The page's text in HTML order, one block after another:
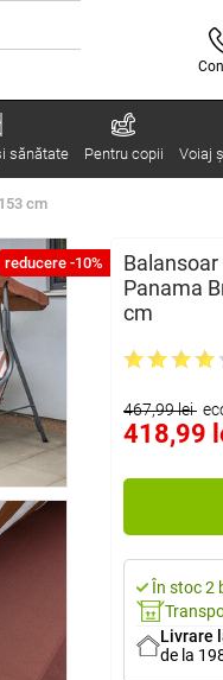
sănătate Pentru copii Voiaj
cm
reducere -10%
Panama
cm
467,99 lei
418,99
În stoc 2
Livrare
de la